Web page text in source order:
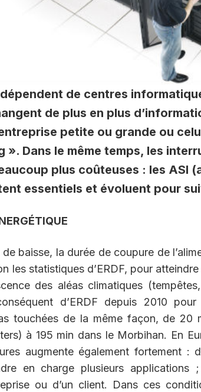
de centres
de plus en plus
petite ou grande ou
». Dans le même temps, les
plus coûteuses : les ASI
essentiels et évoluent pour
baisse, la durée de coupure de
les statistiques d’ERDF, pour
des aléas climatiques
d’ERDF depuis 2010
touchées de la même façon, de 20
à 195 min dans le Morbihan. En
augmente également fortement :
en charge plusieurs applications
ou d’un client. Dans ces